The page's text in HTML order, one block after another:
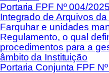
Portaria FPF Nº 004/
Integrado de Arquivos
Farquhar e unidades
Regulamento, o qual
procedimentos para a
âmbito da Instituição
Portaria Conjunta FPF